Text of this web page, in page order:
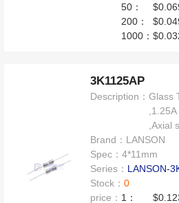
50：
200：
1000：
3K1125AP
Description：Glass
,Axial
Brand： LANSON
Spec：4*11mm
Series： LANSON-
Stock：0
price： 1：